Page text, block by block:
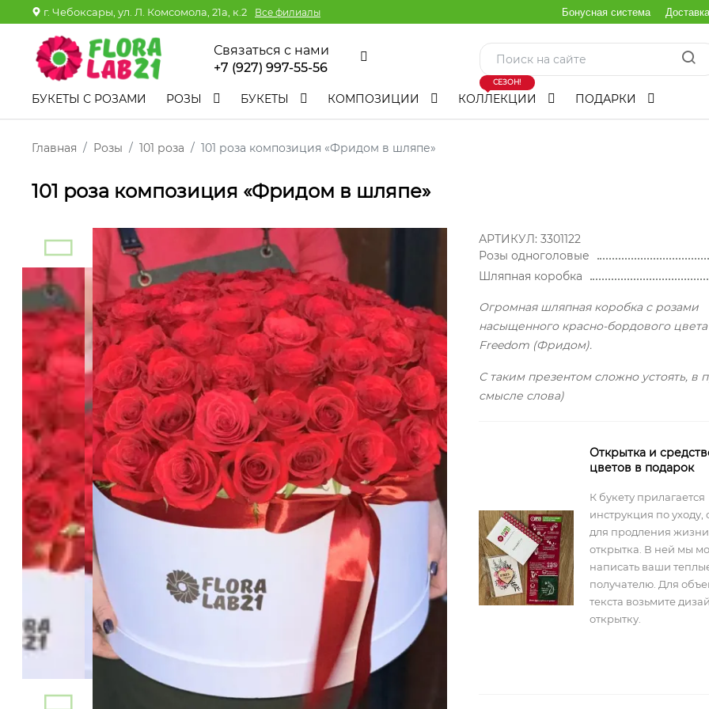
г. Чебоксары, ул. Л. Комсомола, 21а, к.2 Все филиалы Бонусная система Доставка
Связаться с нами
+7 (927) 997-55-56
БУКЕТЫ С РОЗАМИ РОЗЫ БУКЕТЫ КОМПОЗИЦИИ КОЛЛЕКЦИИ
СЕЗОН!
ПОДАРКИ
Главная Розы 101 роза 101 роза композиция «Фридом в шляпе»
101 роза композиция «Фридом в шляпе»
АРТИКУЛ: 3301122
Розы одноголовые
Шляпная коробка
Огромная шляпная коробка с розами
насыщенного красно-бордового цвета
Freedom (Фридом).
С таким презентом сложно устоять, в
смысле слова)
Открытка и
цветов в подарок
К букету прилагается
инструкция по уходу,
для продления
открытка. В ней мы
написать ваши
получателю. Для
текста возьмите
открытку.